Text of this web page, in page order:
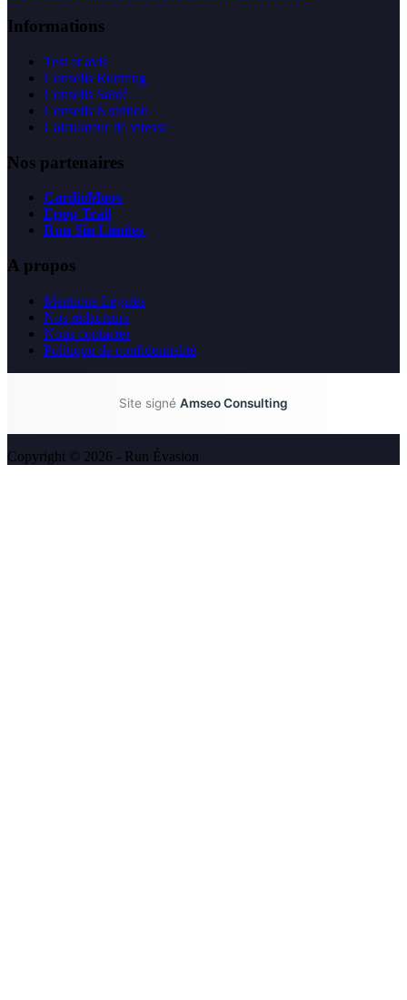
Informations
Test et avis
Conseils Running
Conseils Santé
Conseils Nutrition
Calculateur de vitesse
Nos partenaires
CardioMoov
Epop Trail
Run Sin Limites
A propos
Mentions Légales
Nos rédacteurs
Nous contacter
Politique de confidentialité
Site signé Amseo Consulting
Copyright © 2026 - Run Évasion